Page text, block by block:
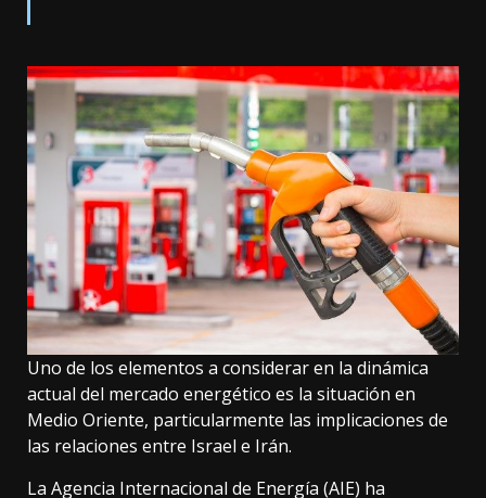
Uno de los elementos a considerar en la dinámica
actual del mercado energético es la situación en
Medio Oriente, particularmente las implicaciones de
las relaciones entre Israel e Irán.
La Agencia Internacional de Energía (AIE) ha